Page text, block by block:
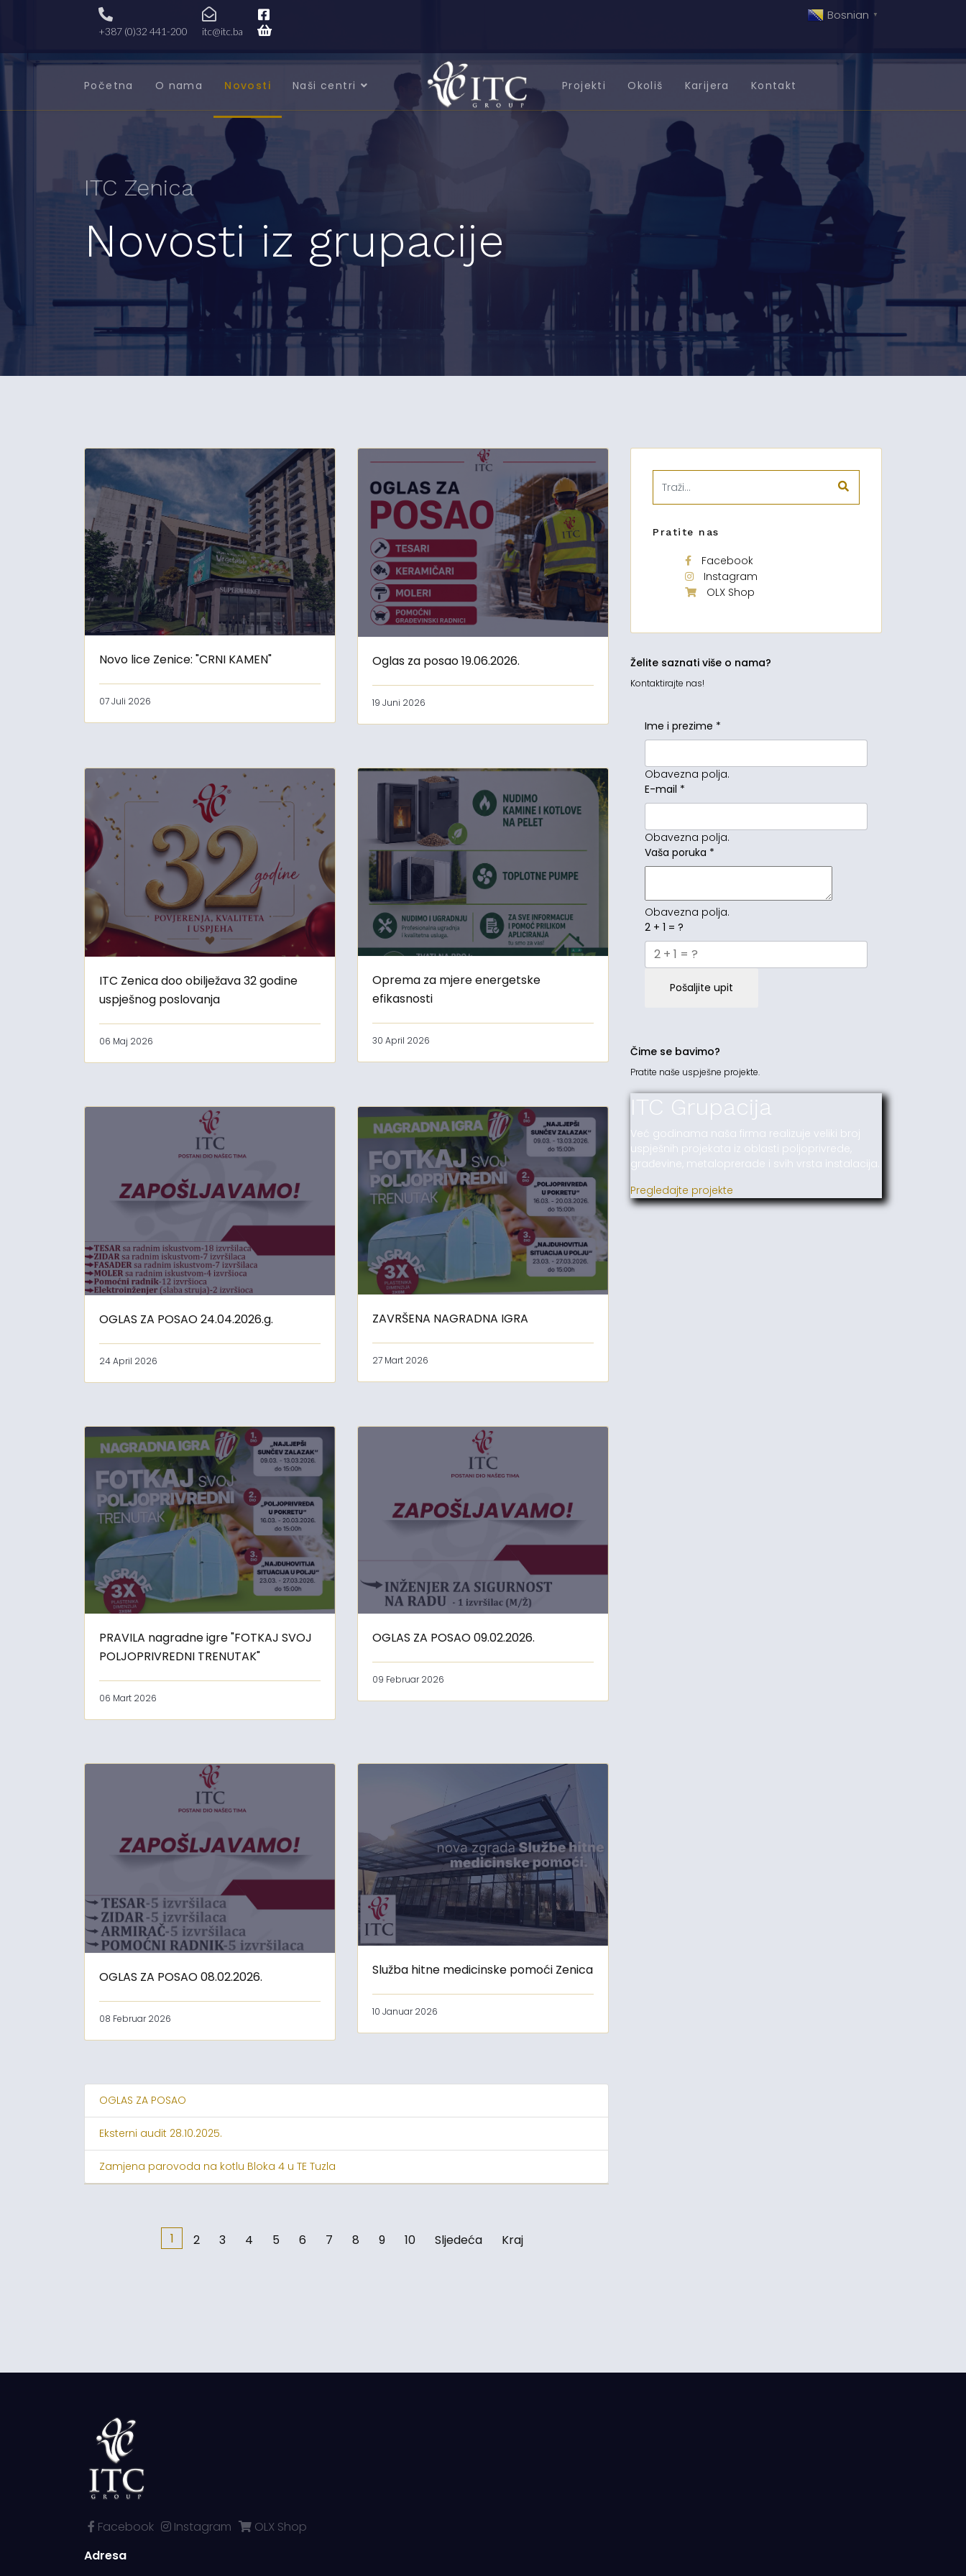
+387 (0)32 441-200 itc@itc.ba
Bosnian ▼
Početna O nama Novosti Naši centri Projekti Okoliš Karijera Kontakt
ITC Zenica
Novosti iz grupacije
Novo lice Zenice: "CRNI KAMEN"
07 Juli 2026
Oglas za posao 19.06.2026.
19 Juni 2026
ITC Zenica doo obilježava 32 godine
uspješnog poslovanja
06 Maj 2026
Oprema za mjere energetske
efikasnosti
30 April 2026
OGLAS ZA POSAO 24.04.2026.g.
24 April 2026
ZAVRŠENA NAGRADNA IGRA
27 Mart 2026
PRAVILA nagradne igre "FOTKAJ SVOJ
POLJOPRIVREDNI TRENUTAK"
06 Mart 2026
OGLAS ZA POSAO 09.02.2026.
09 Februar 2026
OGLAS ZA POSAO 08.02.2026.
08 Februar 2026
Služba hitne medicinske pomoći Zenica
10 Januar 2026
OGLAS ZA POSAO
Eksterni audit 28.10.2025.
Zamjena parovoda na kotlu Bloka 4 u TE Tuzla
1 2 3 4 5 6 7 8 9 10 Sljedeća Kraj
Pratite nas
Facebook
Instagram
OLX Shop
Želite saznati više o nama?
Kontaktirajte nas!
Ime i prezime *
Obavezna polja.
E-mail *
Obavezna polja.
Vaša poruka *
Obavezna polja.
2 + 1 = ?
Pošaljite upit
Čime se bavimo?
Pratite naše uspješne projekte.
ITC Grupacija
Već godinama naša firma realizuje veliki broj
uspješnih projekata iz oblasti poljoprivrede,
građevine, metaloprerade i svih vrsta instalacija.
Pregledajte projekte
Facebook Instagram
OLX Shop
Adresa